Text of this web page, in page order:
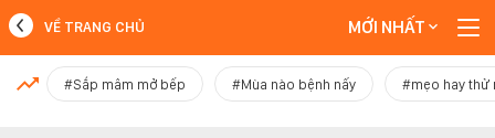
MỚI NHẤT
VỀ TRANG CHỦ MỚI NHẤT
#Sắp mâm mở bếp #Mùa nào bệnh nấy #mẹo hay thử